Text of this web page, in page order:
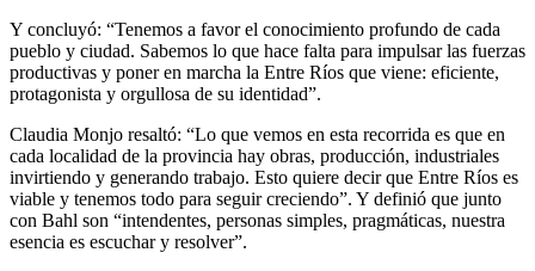
Y concluyó: “Tenemos a favor el conocimiento profundo de cada
pueblo y ciudad. Sabemos lo que hace falta para impulsar las fuerzas
productivas y poner en marcha la Entre Ríos que viene: eficiente,
protagonista y orgullosa de su identidad”.
Claudia Monjo resaltó: “Lo que vemos en esta recorrida es que en
cada localidad de la provincia hay obras, producción, industriales
invirtiendo y generando trabajo. Esto quiere decir que Entre Ríos es
viable y tenemos todo para seguir creciendo”. Y definió que junto
con Bahl son “intendentes, personas simples, pragmáticas, nuestra
esencia es escuchar y resolver”.